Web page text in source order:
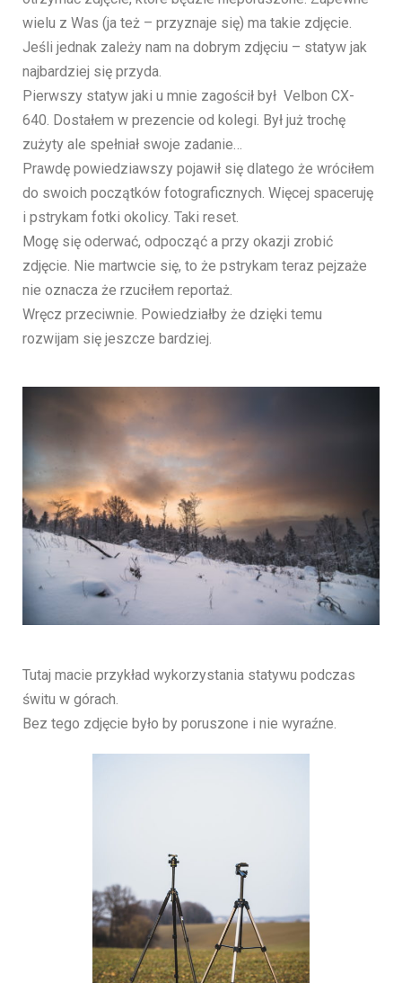
wielu z Was (ja też – przyznaje się) ma takie zdjęcie.
Jeśli jednak zależy nam na dobrym zdjęciu – statyw jak
najbardziej się przyda.
Pierwszy statyw jaki u mnie zagościł był Velbon CX-
640. Dostałem w prezencie od kolegi. Był już trochę
zużyty ale spełniał swoje zadanie…
Prawdę powiedziawszy pojawił się dlatego że wróciłem
do swoich początków fotograficznych. Więcej spaceruję
i pstrykam fotki okolicy. Taki reset.
Mogę się oderwać, odpocząć a przy okazji zrobić
zdjęcie. Nie martwcie się, to że pstrykam teraz pejzaże
nie oznacza że rzuciłem reportaż.
Wręcz przeciwnie. Powiedziałby że dzięki temu
rozwijam się jeszcze bardziej.
Tutaj macie przykład wykorzystania statywu podczas
świtu w górach.
Bez tego zdjęcie było by poruszone i nie wyraźne.